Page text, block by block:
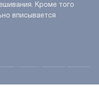
Кроме того
вписывается